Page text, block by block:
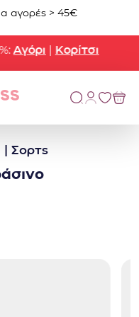
αγορές > 45€
Αγόρι|Κορίτσι
| Σορτς